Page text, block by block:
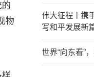
物
伟大征程丨携
写和平发展新
世界“向东看”